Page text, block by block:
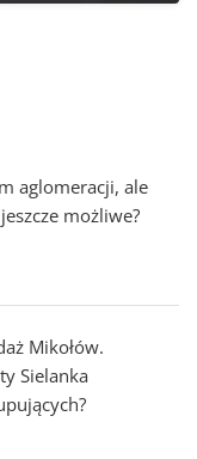
aglomeracji, ale
możliwe?
Mikołów.
Sielanka